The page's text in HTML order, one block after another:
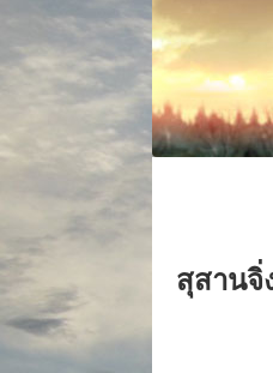
สุสานจิ่